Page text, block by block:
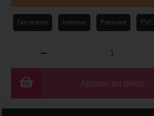
Décoration Intérieur Paravent PVC
Ajouter au devis